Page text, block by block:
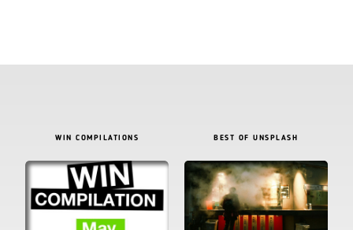
WIN COMPILATIONS BEST OF UNSPLASH